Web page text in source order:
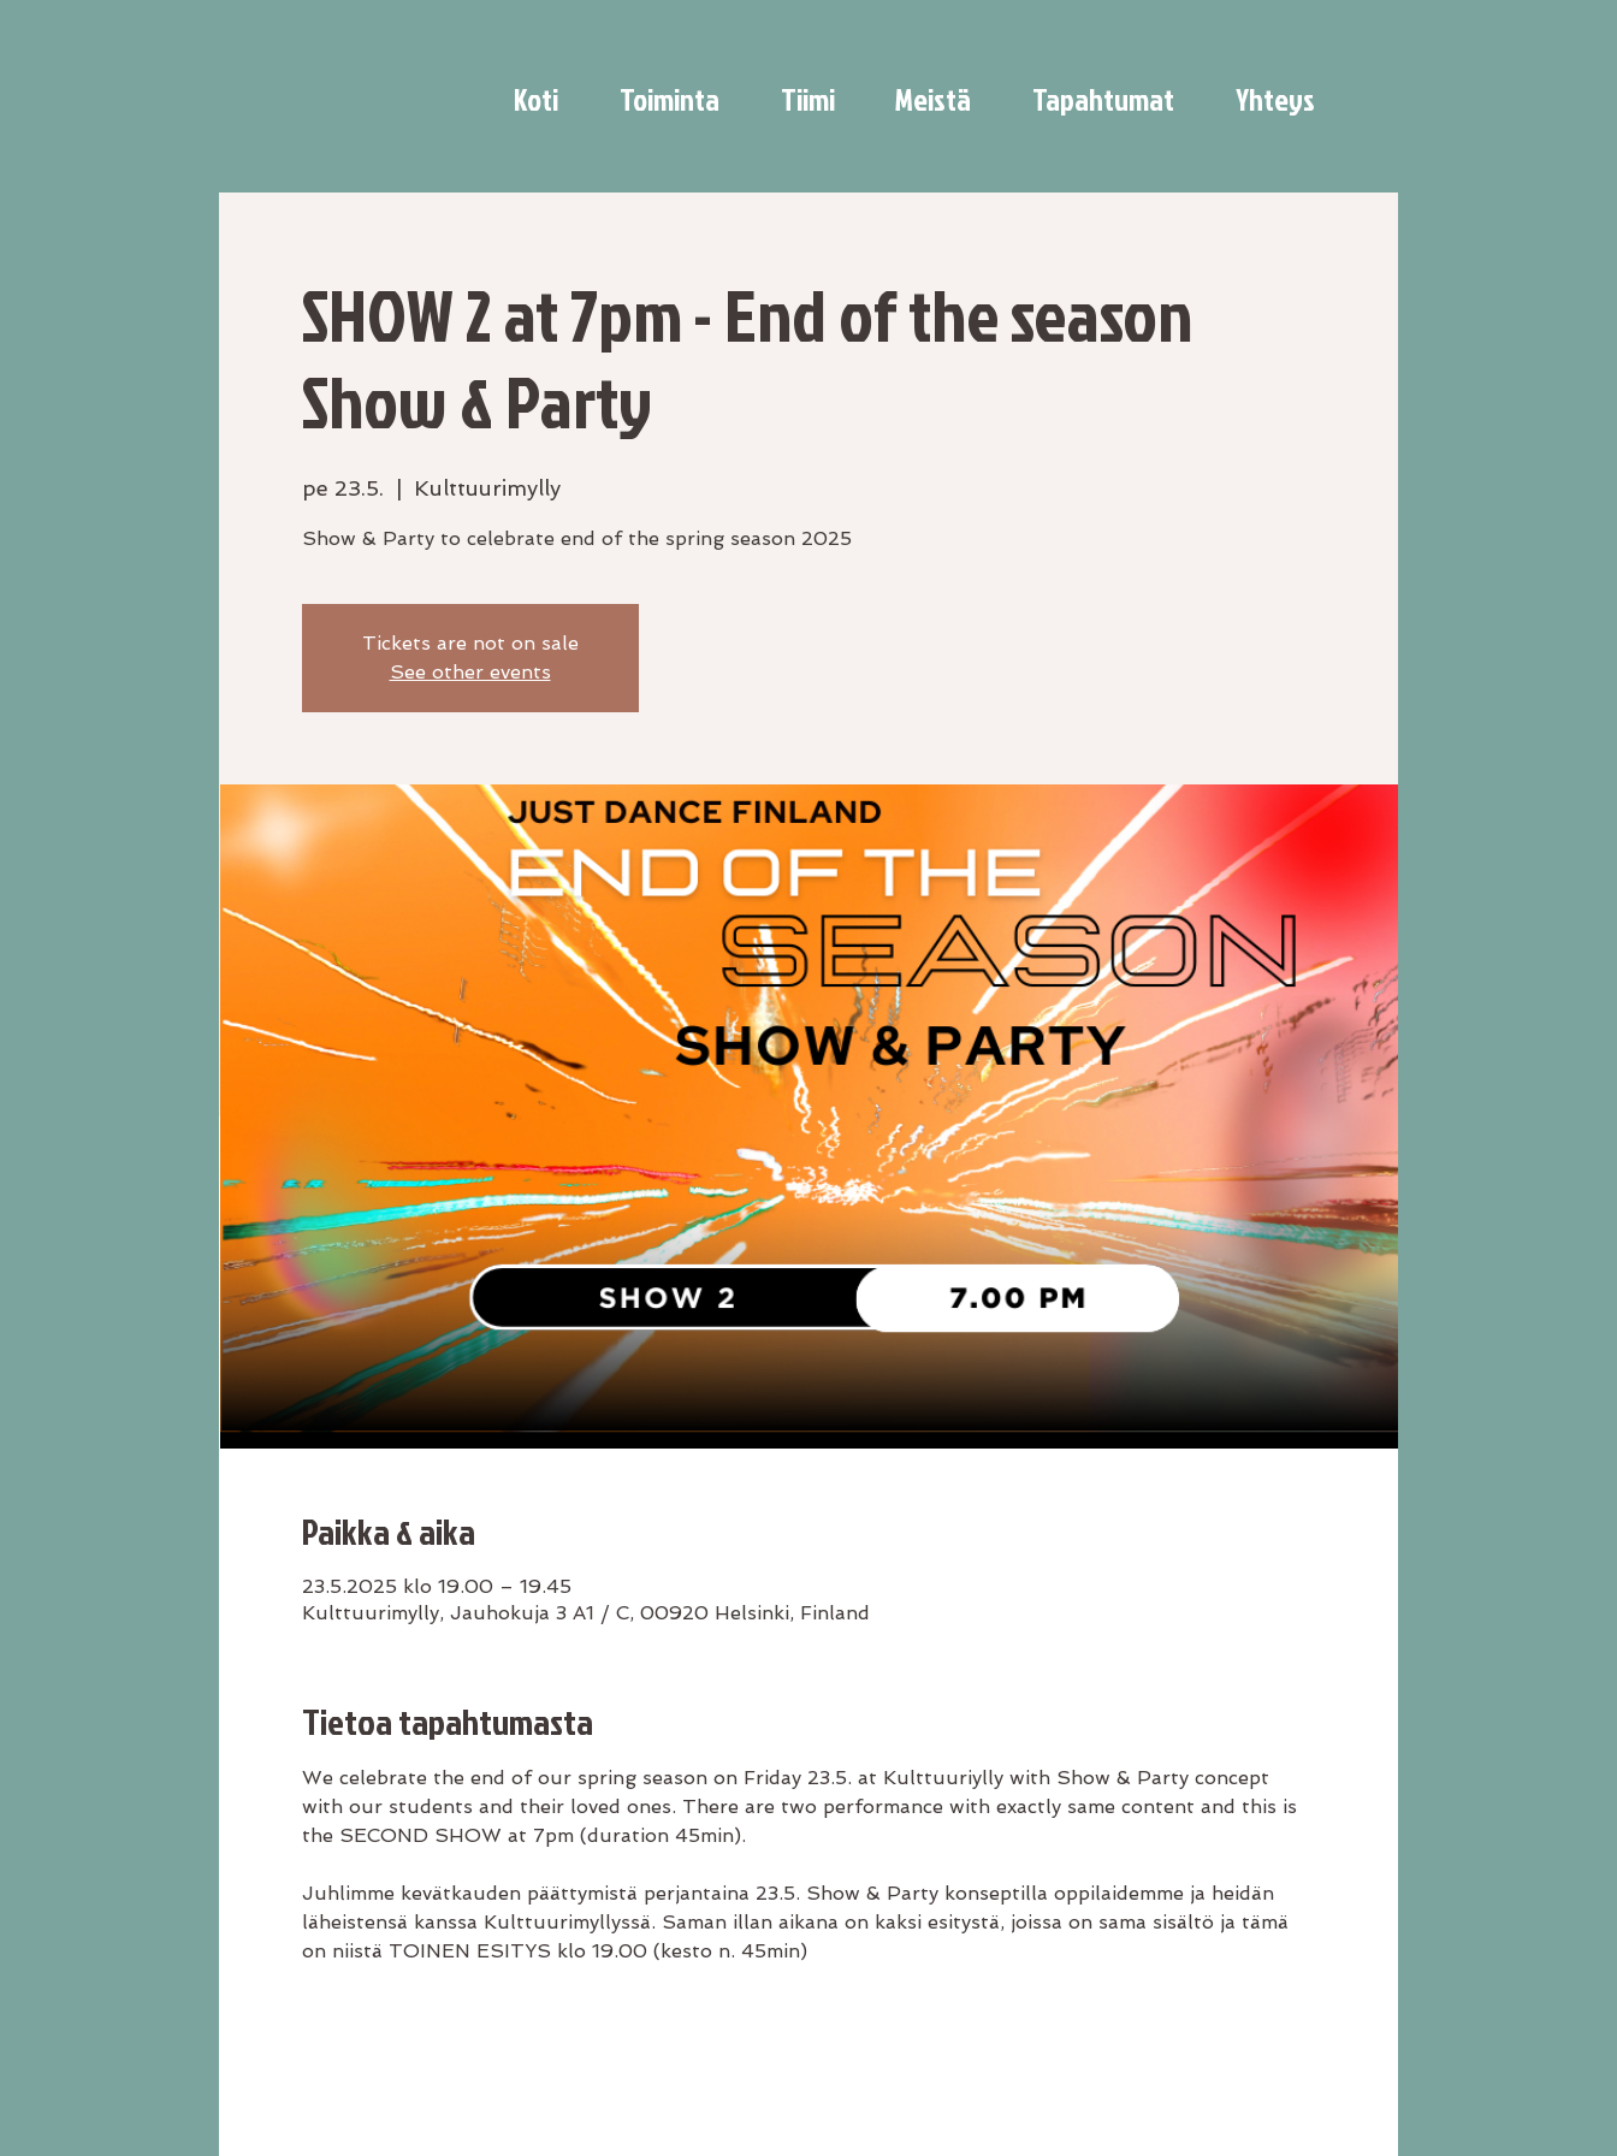
Koti Toiminta Tiimi Meistä Tapahtumat Yhteys
SHOW 2 at 7pm - End of the season
Show & Party
pe 23.5. Kulttuurimylly
Show & Party to celebrate end of the spring season 2025
Tickets are not on sale
See other events
Paikka & aika
23.5.2025 klo 19.00 – 19.45
Kulttuurimylly, Jauhokuja 3 A1 / C, 00920 Helsinki, Finland
Tietoa tapahtumasta
We celebrate the end of our spring season on Friday 23.5. at Kulttuuriylly with Show & Party concept
with our students and their loved ones. There are two performance with exactly same content and this is
the SECOND SHOW at 7pm (duration 45min).
Juhlimme kevätkauden päättymistä perjantaina 23.5. Show & Party konseptilla oppilaidemme ja heidän
läheistensä kanssa Kulttuurimyllyssä. Saman illan aikana on kaksi esitystä, joissa on sama sisältö ja tämä
on niistä TOINEN ESITYS klo 19.00 (kesto n. 45min)